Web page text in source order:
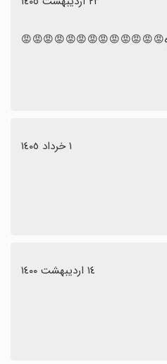
١ خرداد ١٤٠٥
١٤ اردیبهشت ١٤٠٠